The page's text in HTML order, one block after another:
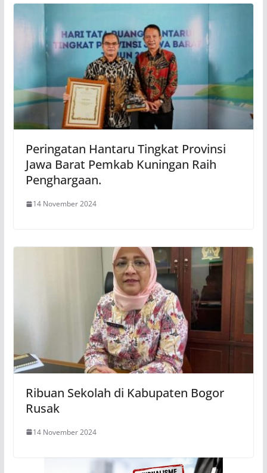
Peringatan Hantaru Tingkat Provinsi
Jawa Barat Pemkab Kuningan Raih
Penghargaan.
14 November 2024
Ribuan Sekolah di Kabupaten Bogor
Rusak
14 November 2024